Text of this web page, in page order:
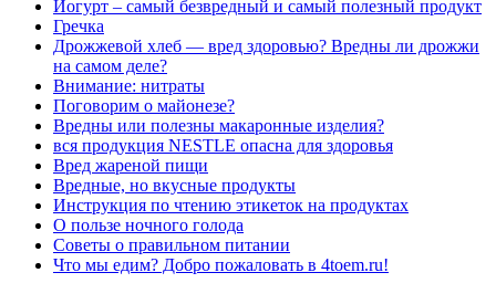
Йогурт – самый безвредный и самый полезный продукт
Гречка
Дрожжевой хлеб — вред здоровью? Вредны ли дрожжи
на самом деле?
Внимание: нитраты
Поговорим о майонезе?
Вредны или полезны макаронные изделия?
вся продукция NESTLE опасна для здоровья
Вред жареной пищи
Вредные, но вкусные продукты
Инструкция по чтению этикеток на продуктах
О пользе ночного голода
Советы о правильном питании
Что мы едим? Добро пожаловать в 4toem.ru!